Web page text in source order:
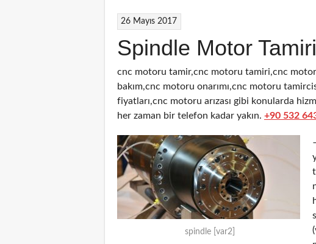
26 Mayıs 2017
Spindle Motor
cnc motoru tamir,cnc motoru tamiri,cnc
bakım,cnc motoru onarımı,cnc motoru
fiyatları,cnc motoru arızası gibi konularda
her zaman bir telefon kadar yakın. +90 532
spindle [var2]